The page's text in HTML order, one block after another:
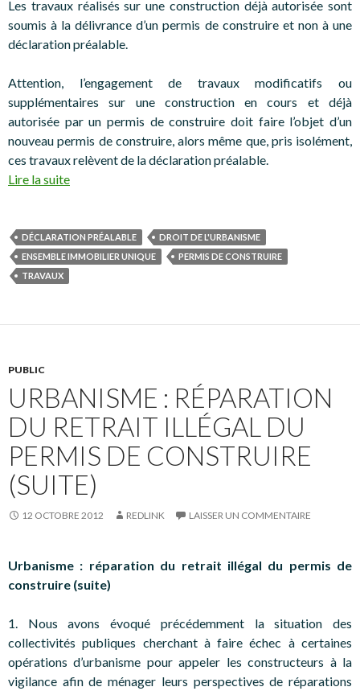
Les travaux réalisés sur une construction déjà autorisée sont
soumis à la délivrance d’un permis de construire et non à une
déclaration préalable.
Attention, l’engagement de travaux modificatifs ou
supplémentaires sur une construction en cours et déjà
autorisée par un permis de construire doit faire l’objet d’un
nouveau permis de construire, alors même que, pris isolément,
ces travaux relèvent de la déclaration préalable.
Lire la suite
DÉCLARATION PRÉALABLE
DROIT DE L'URBANISME
ENSEMBLE IMMOBILIER UNIQUE
PERMIS DE CONSTRUIRE
TRAVAUX
PUBLIC
URBANISME : RÉPARATION
DU RETRAIT ILLÉGAL DU
PERMIS DE CONSTRUIRE
(SUITE)
12 OCTOBRE 2012 REDLINK LAISSER UN COMMENTAIRE
Urbanisme : réparation du retrait illégal du permis de
construire (suite)
1. Nous avons évoqué précédemment la situation des
collectivités publiques cherchant à faire échec à certaines
opérations d’urbanisme pour appeler les constructeurs à la
vigilance afin de ménager leurs perspectives de réparations